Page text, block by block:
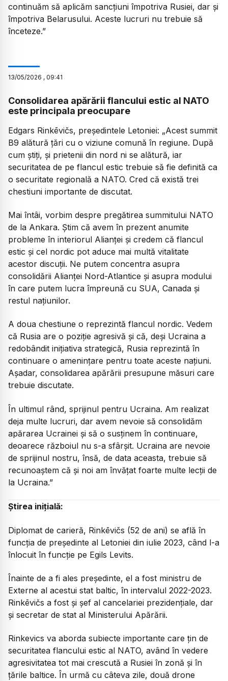
continuăm să aplicăm sancțiuni împotriva Rusiei, dar și
împotriva Belarusului. Aceste lucruri nu trebuie să
înceteze.”
13/05/2026 , 09:41
Consolidarea apărării flancului estic al NATO
este principala preocupare
Edgars Rinkēvičs, președintele Letoniei: „Acest summit
B9 alătură țări cu o viziune comună în regiune. După
cum știți, și prietenii din nord ni se alătură, iar
securitatea de pe flancul estic trebuie să fie definită ca
o securitate regională a NATO. Cred că există trei
chestiuni importante de discutat.
​Mai întâi, vorbim despre pregătirea summitului NATO
de la Ankara. Știm că avem în prezent anumite
probleme în interiorul Alianței și credem că flancul
estic și cel nordic pot aduce mai multă vitalitate
acestor discuții. Ne putem concentra asupra
consolidării Alianței Nord-Atlantice și asupra modului
în care putem lucra împreună cu SUA, Canada și
restul națiunilor.
​A doua chestiune o reprezintă flancul nordic. Vedem
că Rusia are o poziție agresivă și că, deși Ucraina a
redobândit inițiativa strategică, Rusia reprezintă în
continuare o amenințare pentru toate aceste națiuni.
Așadar, consolidarea apărării presupune măsuri care
trebuie discutate.
​În ultimul rând, sprijinul pentru Ucraina. Am realizat
deja multe lucruri, dar avem nevoie să consolidăm
apărarea Ucrainei și să o susținem în continuare,
deoarece războiul nu s-a sfârșit. Ucraina are nevoie
de sprijinul nostru, însă, de data aceasta, trebuie să
recunoaștem că și noi am învățat foarte multe lecții de
la Ucraina.”
Știrea inițială:
Diplomat de carieră, Rinkēvičs (52 de ani) se află în
funcția de președinte al Letoniei din iulie 2023, când l-a
înlocuit în funcție pe Egils Levits.
Înainte de a fi ales președinte, el a fost ministru de
Externe al acestui stat baltic, în intervalul 2022-2023.
Rinkēvičs a fost și șef al cancelariei prezidențiale, dar
și secretar de stat al Ministerului Apărării.
Rinkevics va aborda subiecte importante care țin de
securitatea flancului estic al NATO, având în vedere
agresivitatea tot mai crescută a Rusiei în zonă și în
țările baltice. În urmă cu câteva zile, două drone